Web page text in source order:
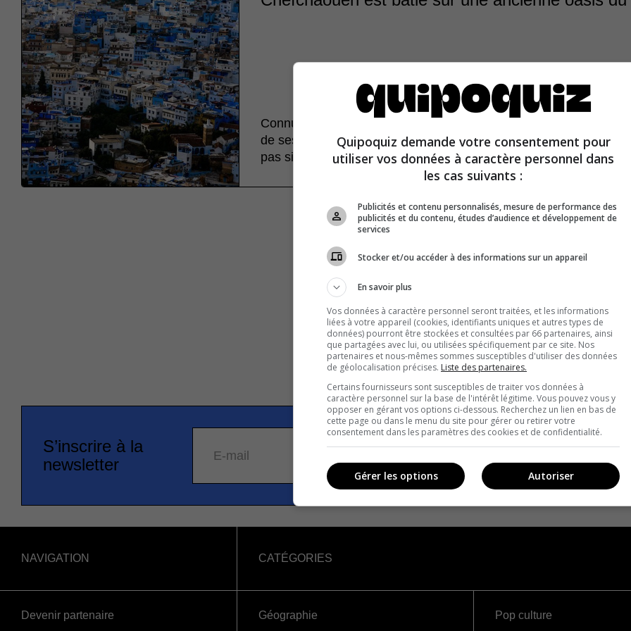
Connue sous le nom de « ville bleue » à cause de la couleur azur
de ses habitations, Chefchaouen est située dans le nord du
pas située dans le Sahara.
S’inscrire à la
newsletter
E-mail
NAVIGATION
Devenir partenaire
CATÉGORIES
Géographie
Pop culture
Quipoquiz demande votre consentement pour
utiliser vos données à caractère personnel dans
les cas suivants :
Publicités et contenu personnalisés, mesure de performance des
publicités et du contenu, études d’audience et développement de
services
Stocker et/ou accéder à des informations sur un appareil
En savoir plus
Vos données à caractère personnel seront traitées, et les informations
liées à votre appareil (cookies, identifiants uniques et autres types de
données) pourront être stockées et consultées par 66 partenaires, ainsi
que partagées avec lui, ou utilisées spécifiquement par ce site. Nos
partenaires et nous-mêmes sommes susceptibles d'utiliser des données
de géolocalisation précises. Liste des partenaires.
Certains fournisseurs sont susceptibles de traiter vos données à
caractère personnel sur la base de l'intérêt légitime. Vous pouvez vous y
opposer en gérant vos options ci-dessous. Recherchez un lien en bas de
cette page ou dans le menu du site pour gérer ou retirer votre
consentement dans les paramètres des cookies et de confidentialité.
Autoriser
Gérer les options